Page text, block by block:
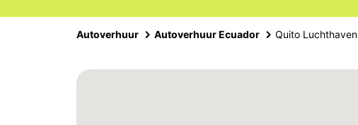
Autoverhuur Autoverhuur Ecuador Quito Luchthaven